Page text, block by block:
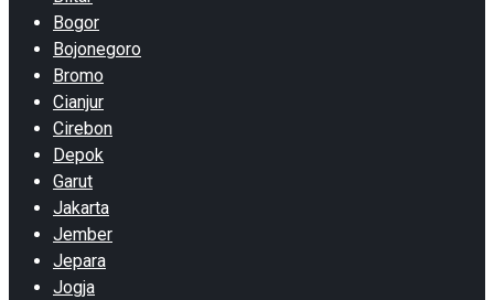
Bogor
Bojonegoro
Bromo
Cianjur
Cirebon
Depok
Garut
Jakarta
Jember
Jepara
Jogja